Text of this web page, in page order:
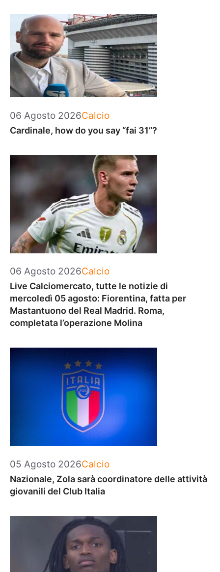
06 Agosto 2026Categorie
Calcio
Cardinale, how do you say “fai 31”?
06 Agosto 2026Categorie
Calcio
Live Calciomercato, tutte le notizie di
mercoledì 05 agosto: Fiorentina, fatta per
Mastantuono del Real Madrid. Roma,
completata l’operazione Molina
05 Agosto 2026Categorie
Calcio
Nazionale, Zola sarà coordinatore delle attività
giovanili del Club Italia